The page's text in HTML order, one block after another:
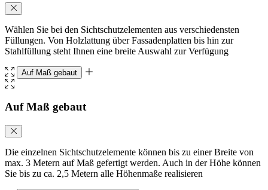
Wählen Sie bei den Sichtschutzelementen aus verschiedensten
Füllungen. Von Holzlattung über Fassadenplatten bis hin zur
Stahlfüllung steht Ihnen eine breite Auswahl zur Verfügung
Auf Maß gebaut
Auf Maß gebaut
Die einzelnen Sichtschutzelemente können bis zu einer Breite von
max. 3 Metern auf Maß gefertigt werden. Auch in der Höhe können
Sie bis zu ca. 2,5 Metern alle Höhenmaße realisieren